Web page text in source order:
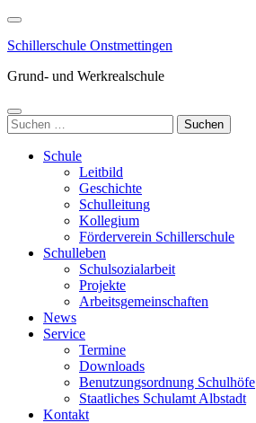
Zum
springen
drücken)
Schillerschule Onstmettingen
Grund- und Werkrealschule
Suchen
nach:
Schule
Leitbild
Geschichte
Schulleitung
Kollegium
Förderverein Schillerschule
Schulleben
Schulsozialarbeit
Projekte
Arbeitsgemeinschaften
News
Service
Termine
Downloads
Benutzungsordnung Schulhöfe
Staatliches Schulamt Albstadt
Kontakt